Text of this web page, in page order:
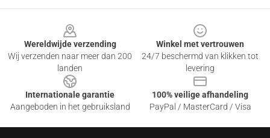
Wereldwijde verzending
Wij verzenden naar meer dan 200
landen
Winkel met vertrouwen
24/7 beschermd van klikken tot
levering
Internationale garantie
Aangeboden in het gebruiksland
100% veilige afhandeling
PayPal / MasterCard / Visa